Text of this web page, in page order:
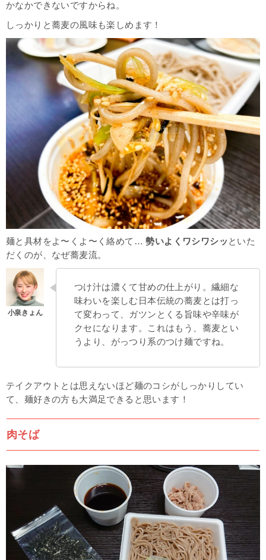
かなかできないですからね。
しっかりと蕎麦の風味も楽しめます！
麺と具材をよ〜くよ〜く絡めて…勢いよくワシワシッ といた
だくのが、なぜ蕎麦流。
つけ汁は濃くて甘めの仕上がり。繊細な
味わいを楽しむ日本伝統の蕎麦とは打っ
て変わって、ガツンとくる旨味や辛味が
クセになります。これはもう、蕎麦とい
うより、がっつり系のつけ麺ですね。
テイクアウトとは思えないほど麺のコシがしっかりしてい
て、麺好きの方も大満足できると思います！
肉そば